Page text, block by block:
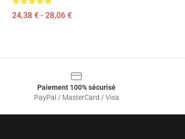
24,38 € - 28,06 €
Paiement 100% sécurisé
PayPal / MasterCard / Visa